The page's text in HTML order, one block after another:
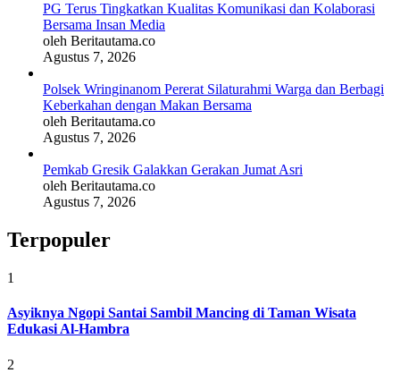
PG Terus Tingkatkan Kualitas Komunikasi dan Kolaborasi
Bersama Insan Media
oleh Beritautama.co
Agustus 7, 2026
Polsek Wringinanom Pererat Silaturahmi Warga dan Berbagi
Keberkahan dengan Makan Bersama
oleh Beritautama.co
Agustus 7, 2026
Pemkab Gresik Galakkan Gerakan Jumat Asri
oleh Beritautama.co
Agustus 7, 2026
Terpopuler
1
Asyiknya Ngopi Santai Sambil Mancing di Taman Wisata
Edukasi Al-Hambra
2